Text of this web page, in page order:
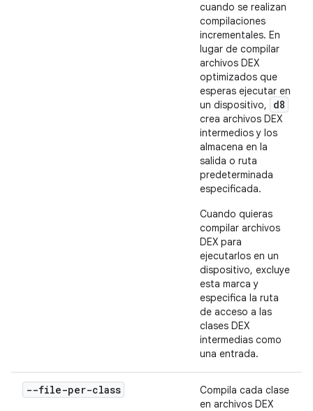
cuando se realizan
compilaciones
incrementales. En
lugar de compilar
archivos DEX
optimizados que
esperas ejecutar en
un dispositivo,
d8
crea archivos DEX
intermedios y los
almacena en la
salida o ruta
predeterminada
especificada.
Cuando quieras
compilar archivos
DEX para
ejecutarlos en un
dispositivo, excluye
esta marca y
especifica la ruta
de acceso a las
clases DEX
intermedias como
una entrada.
--file-per-class
Compila cada clase
en archivos DEX